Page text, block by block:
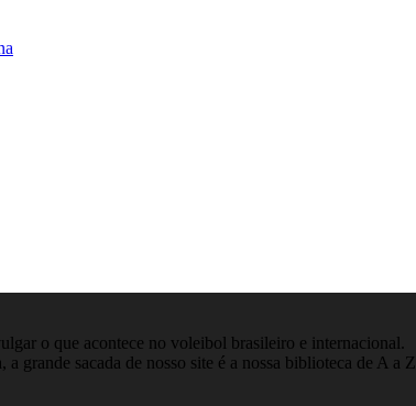
o que acontece no voleibol brasileiro e internacional.
grande sacada de nosso site é a nossa biblioteca de A a Z